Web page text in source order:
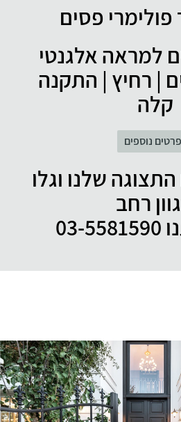
פולימרי פסים
למראה אלגנטי
| רחיץ | התקנה
קלה
נוספים
שלנו וגלו
רחב